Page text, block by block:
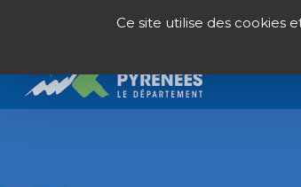
Ce site utilise des cookies